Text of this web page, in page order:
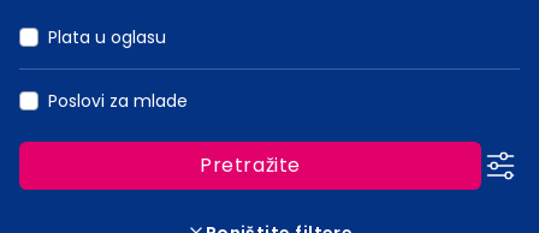
Plata u oglasu
Poslovi za mlade
Pretražite